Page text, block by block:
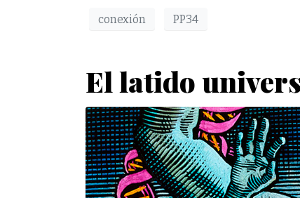
conexión PP34
El latido